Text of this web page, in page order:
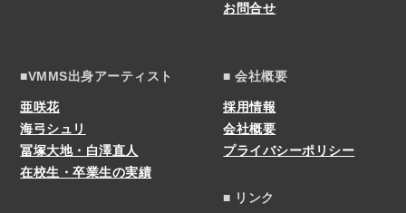
お問合せ
■VMMS出身アーティスト
亜咲花
海弓シュリ
冨塚大地・白澤直人
在校生・卒業生の実績
■ 会社概要
採用情報
会社概要
プライバシーポリシー
■ リンク